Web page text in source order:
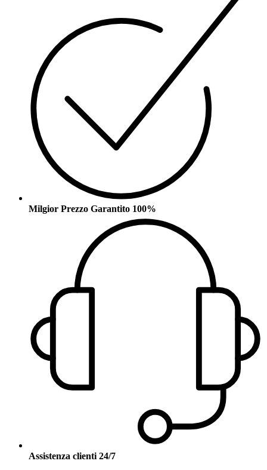
Milgior Prezzo Garantito 100%
Assistenza clienti 24/7